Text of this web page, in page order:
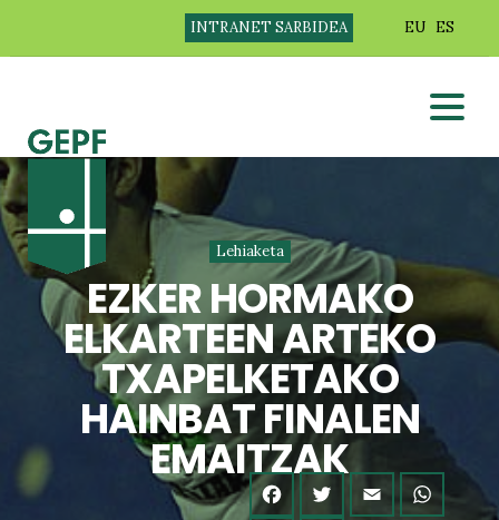
INTRANET SARBIDEA EU ES
Lehiaketa
EZKER HORMAKO
ELKARTEEN ARTEKO
TXAPELKETAKO
HAINBAT FINALEN
EMAITZAK